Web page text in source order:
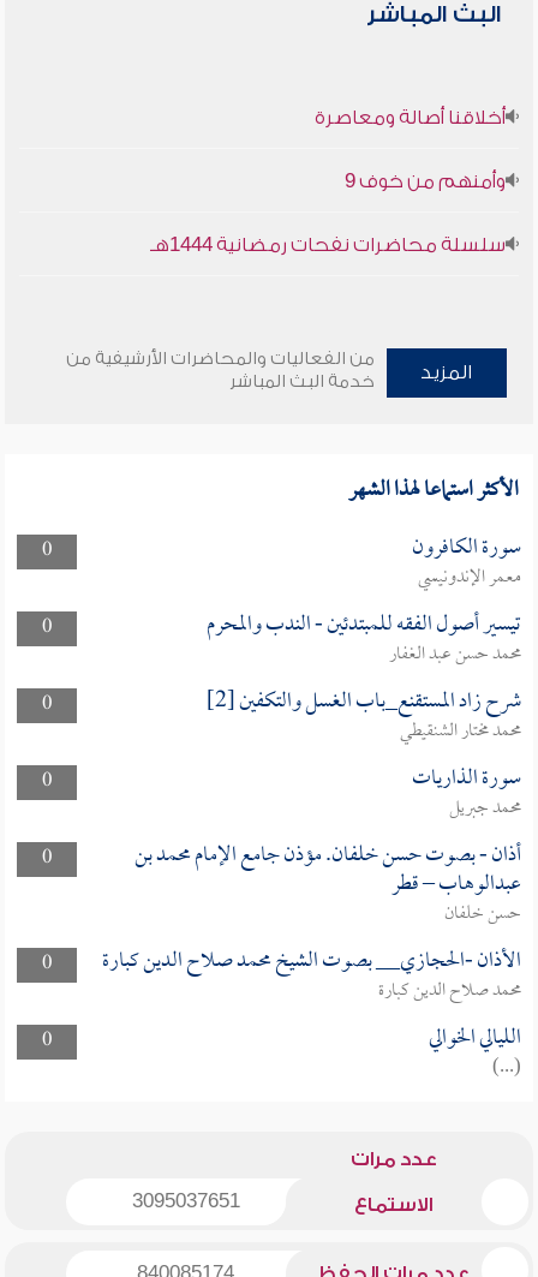
البث المباشر
أخلاقنا أصالة ومعاصرة
وأمنهم من خوف 9
سلسلة محاضرات نفحات رمضانية 1444هـ
المزيد
من الفعاليات والمحاضرات الأرشيفية من
خدمة البث المباشر
الأكثر استماعا لهذا الشهر
0 سورة الكافرون
معمر الإندونيسي
0
تيسير أصول الفقه للمبتدئين - الندب والمحرم
محمد حسن عبد الغفار
0
شرح زاد المستقنع_باب الغسل والتكفين [2]
محمد مختار الشنقيطي
0
سورة الذاريات
محمد جبريل
0
أذان - بصوت حسن خلفان. مؤذن جامع الإمام محمد بن
عبدالوهاب – قطر
حسن خلفان
0
الأذان -الحجازي__ بصوت الشيخ محمد صلاح الدين كبارة
محمد صلاح الدين كبارة
0
الليالي الخوالي
(...)
عدد مرات
الاستماع 3095037651